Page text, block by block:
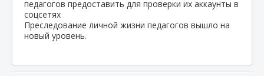
Преследование личной жизни педагогов вышло на
новый уровень.